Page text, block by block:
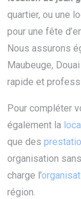
quartier, ou une
pour une fête
Nous assurons
Maubeuge,
rapide et
Pour compléter
également la
que des
organisation
charge l’
région.